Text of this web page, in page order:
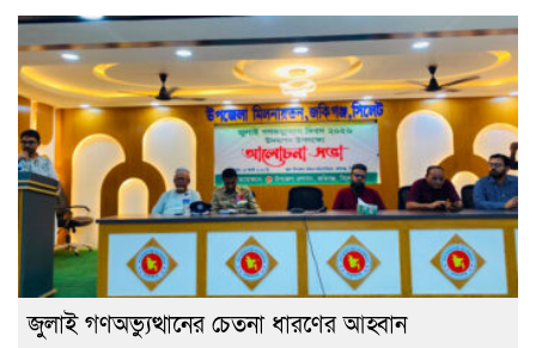
জুলাই গণঅভ্যুত্থানের চেতনা ধারণের আহ্বান